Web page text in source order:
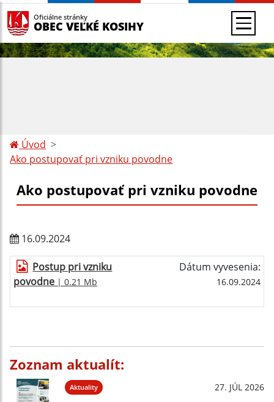
Oficiálne stránky
OBEC VEĽKÉ KOSIHY
Úvod
Ako postupovať pri vzniku povodne
Ako postupovať pri vzniku povodne
16.09.2024
Postup pri vzniku
povodne | 0.21 Mb
Dátum vyvesenia:
16.09.2024
Zoznam aktualít:
Aktuality 27. JÚL 2026